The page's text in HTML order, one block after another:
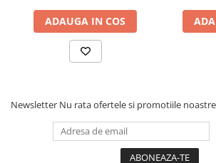
Capace piulite
Deflectoare geam
Accesorii
Protectii si pasaje roti
ADAUGA IN COS
Newsletter Nu rata ofertele si promotiile noastre